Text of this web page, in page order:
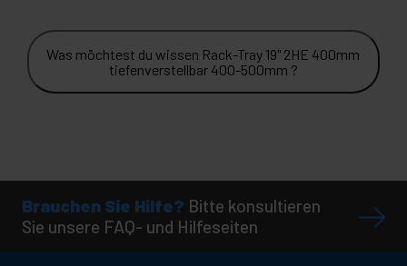
Was möchtest du wissen Rack-Tray 19" 2HE 400mm
tiefenverstellbar 400-500mm ?
Brauchen Sie Hilfe? Bitte konsultieren
Sie unsere FAQ- und Hilfeseiten